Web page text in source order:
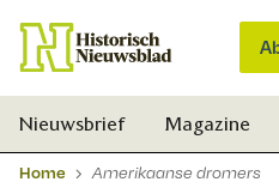
Nieuwsbrief Magazine
Home Amerikaanse dromers